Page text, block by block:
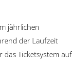
jährlichen
der Laufzeit
Ticketsystem auf